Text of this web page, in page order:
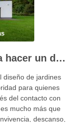
¿Buscas una empresa para hacer un diseño profesional de jardines en tu casa?
diseño de jardines
para quienes
del contacto con
mucho más que
descanso,